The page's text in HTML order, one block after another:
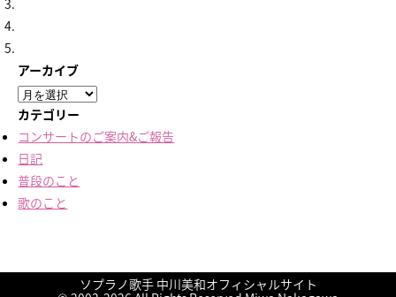
久しぶりの楽譜にakiより
終演しました！にnakamiwaより
終演しました！にnakamiwaより
終演しました！に友鶴蒼より
終演しました！に友鶴蒼より
アーカイブ
ア
ー
カ
イ
ブ
カテゴリー
コンサートのご案内&ご報告
日記
普段のこと
歌のこと
ソプラノ歌手 中川美和オフィシャルサイト